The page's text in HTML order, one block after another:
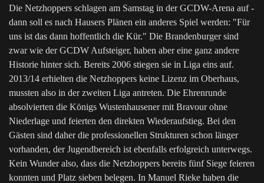
Die Netzhoppers schlagen am Samstag in der GCDW-Arena auf -
dann soll es nach Hausers Plänen ein anderes Spiel werden: "Für
uns ist das dann hoffentlich die Kür." Die Brandenburger sind
zwar wie der GCDW Aufsteiger, haben aber eine ganz andere
Historie hinter sich. Bereits 2006 stiegen sie in Liga eins auf.
2013/14 erhielten die Netzhoppers keine Lizenz im Oberhaus,
mussten also in der zweiten Liga antreten. Die Ehrenrunde
absolvierten die Königs Wustenhausener mit Bravour ohne
Niederlage und feierten den direkten Wiederaufstieg. Bei den
Gästen sind daher die professionellen Strukturen schon länger
vorhanden, der Jugendbereich ist ebenfalls erfolgreich unterwegs.
Kein Wunder also, dass die Netzhoppers bereits fünf Siege feieren
konnten und Platz sieben belegen. In Manuel Rieke haben die